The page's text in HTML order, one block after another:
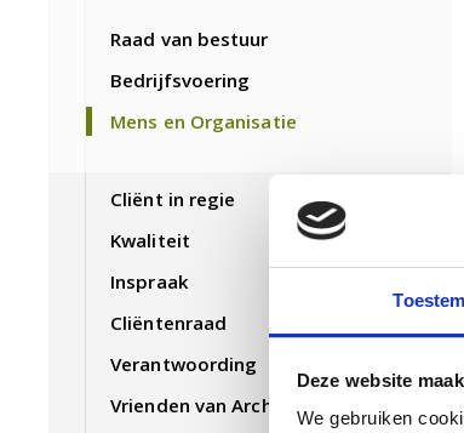
Deze website
We gebruiken
Raad van bestuur
Bedrijfsvoering
Mens en Organisatie
Cliënt in regie
Kwaliteit
Inspraak
Cliëntenraad
Verantwoording
Vrienden van Archipel